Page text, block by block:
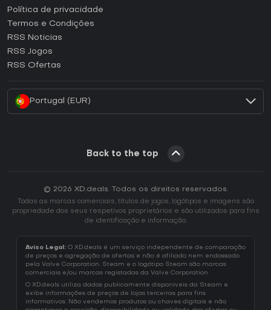
Como ativar uma CD Key Epic Games?
Como ativar uma CD Key GOG?
Como ativar uma CD Key Ubisoft Connect?
Política de privacidade
Termos e Condições
RSS Noticias
RSS Jogos
RSS Ofertas
Portugal (EUR)
Back to the top
© 2026 XD.deals. Todos os direitos reservados.
Todas as marcas comerciais, títulos de jogos, logótipos e imagens são
propriedade dos seus respetivos proprietários e são utilizados para fins
de identificação e informação.
Aviso Legal: O XD.deals é um serviço independente de comparação
de preços e agregação de ofertas e não é afiliado nem endossado
pela Valve Corporation. Steam e o logótipo Steam são marcas
comerciais e/ou marcas registadas da Valve Corporation.
O XD.deals utiliza dados publicamente disponíveis da Steam e
exibe informações de preços de lojas terceiras para fins
informativos. Não vendemos produtos ou chaves digitais e não